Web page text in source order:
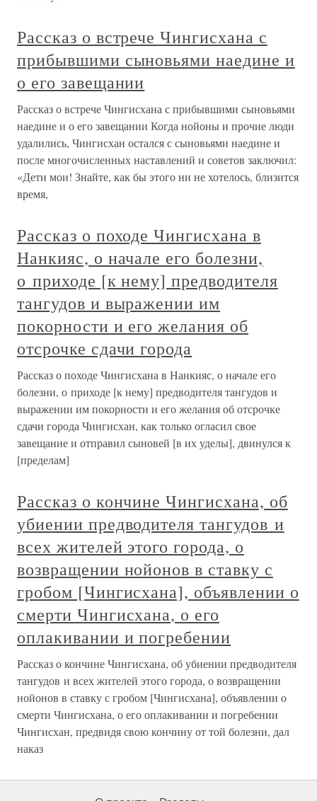
Рассказ о встрече Чингисхана с
прибывшими сыновьями наедине и
о его завещании
Рассказ о встрече Чингисхана с прибывшими сыновьями
наедине и о его завещании Когда нойоны и прочие люди
удалились, Чингисхан остался с сыновьями наедине и
после многочисленных наставлений и советов заключил:
«Дети мои! Знайте, как бы этого ни не хотелось, близится
время,
Рассказ о походе Чингисхана в
Нанкияс, о начале его болезни,
о приходе [к нему] предводителя
тангудов и выражении им
покорности и его желания об
отсрочке сдачи города
Рассказ о походе Чингисхана в Нанкияс, о начале его
болезни, о приходе [к нему] предводителя тангудов и
выражении им покорности и его желания об отсрочке
сдачи города Чингисхан, как только огласил свое
завещание и отправил сыновей [в их уделы], двинулся к
[пределам]
Рассказ о кончине Чингисхана, об
убиении предводителя тангудов и
всех жителей этого города, о
возвращении нойонов в ставку с
гробом [Чингисхана], объявлении о
смерти Чингисхана, о его
оплакивании и погребении
Рассказ о кончине Чингисхана, об убиении предводителя
тангудов и всех жителей этого города, о возвращении
нойонов в ставку с гробом [Чингисхана], объявлении о
смерти Чингисхана, о его оплакивании и погребении
Чингисхан, предвидя свою кончину от той болезни, дал
наказ